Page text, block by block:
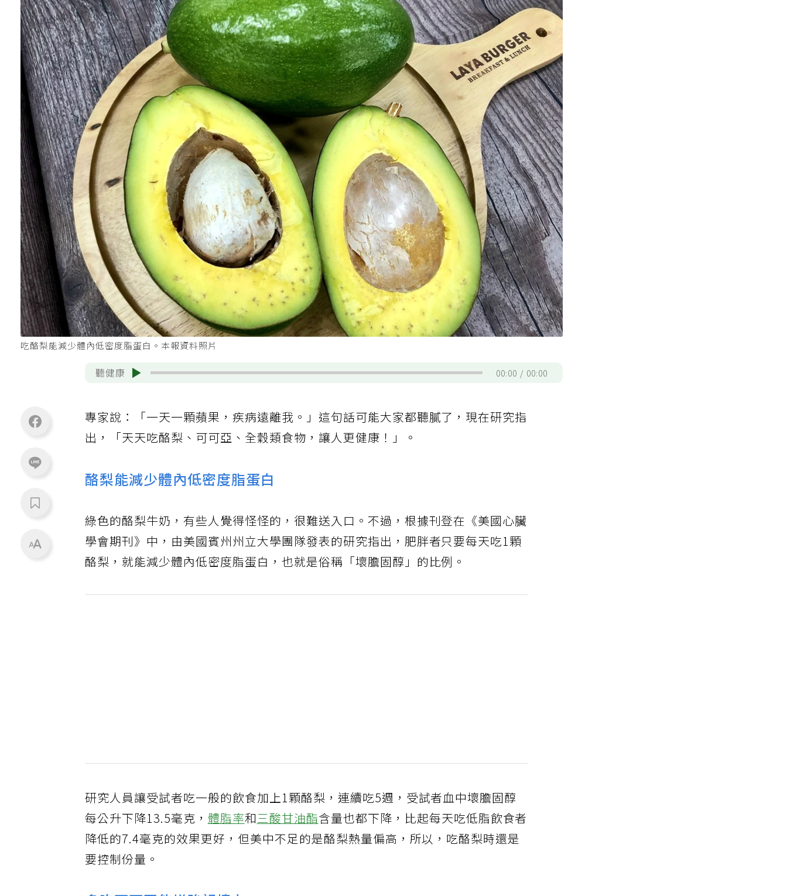
吃酪梨能減少體內低密度脂蛋白。本報資料照片
聽健康 00:00 00:00
專家說：「一天一顆蘋果，疾病遠離我。」這句話可能大家都聽膩了，現在研究指
出，「天天吃酪梨、可可亞、全穀類食物，讓人更健康！」。
酪梨能減少體內低密度脂蛋白
綠色的酪梨牛奶，有些人覺得怪怪的，很難送入口。不過，根據刊登在《美國心臟
學會期刊》中，由美國賓州州立大學團隊發表的研究指出，肥胖者只要每天吃1顆
酪梨，就能減少體內低密度脂蛋白，也就是俗稱「壞膽固醇」的比例。
研究人員讓受試者吃一般的飲食加上1顆酪梨，連續吃5週，受試者血中壞膽固醇
每公升下降13.5毫克，體脂率和三酸甘油酯含量也都下降，比起每天吃低脂飲食者
降低的7.4毫克的效果更好，但美中不足的是酪梨熱量偏高，所以，吃酪梨時還是
要控制份量。